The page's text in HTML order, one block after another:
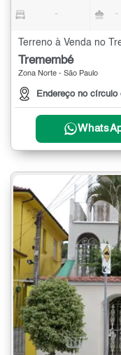
- -
Terreno à Venda no
Tremembé
Zona Norte - São Paulo
Endereço no círculo